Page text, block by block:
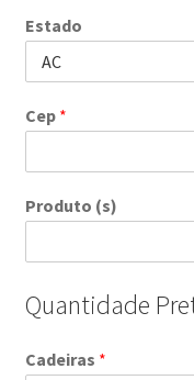
Estado
Cep *
Produto (s)
Quantidade
Cadeiras *